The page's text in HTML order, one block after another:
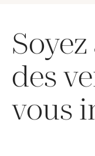
des
vous